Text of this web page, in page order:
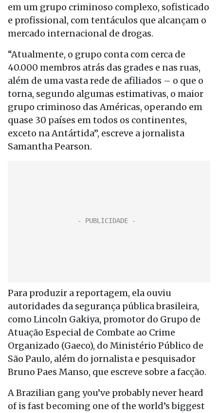
em um grupo criminoso complexo, sofisticado
e profissional, com tentáculos que alcançam o
mercado internacional de drogas.
“Atualmente, o grupo conta com cerca de
40.000 membros atrás das grades e nas ruas,
além de uma vasta rede de afiliados – o que o
torna, segundo algumas estimativas, o maior
grupo criminoso das Américas, operando em
quase 30 países em todos os continentes,
exceto na Antártida”, escreve a jornalista
Samantha Pearson.
Para produzir a reportagem, ela ouviu
autoridades da segurança pública brasileira,
como Lincoln Gakiya, promotor do Grupo de
Atuação Especial de Combate ao Crime
Organizado (Gaeco), do Ministério Público de
São Paulo, além do jornalista e pesquisador
Bruno Paes Manso, que escreve sobre a facção.
A Brazilian gang you’ve probably never heard
of is fast becoming one of the world’s biggest